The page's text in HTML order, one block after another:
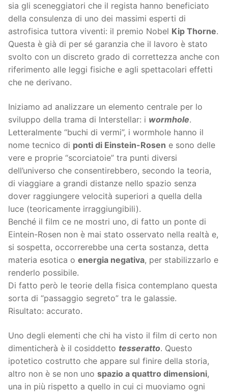
sia gli sceneggiatori che il regista hanno beneficiato
della consulenza di uno dei massimi esperti di
astrofisica tuttora viventi: il premio Nobel Kip Thorne.
Questa è già di per sé garanzia che il lavoro è stato
svolto con un discreto grado di correttezza anche con
riferimento alle leggi fisiche e agli spettacolari effetti
che ne derivano.
Iniziamo ad analizzare un elemento centrale per lo
sviluppo della trama di Interstellar: i wormhole.
Letteralmente “buchi di vermi”, i wormhole hanno il
nome tecnico di ponti di Einstein-Rosen e sono delle
vere e proprie “scorciatoie” tra punti diversi
dell’universo che consentirebbero, secondo la teoria,
di viaggiare a grandi distanze nello spazio senza
dover raggiungere velocità superiori a quella della
luce (teoricamente irraggiungibili).
Benché il film ce ne mostri uno, di fatto un ponte di
Eintein-Rosen non è mai stato osservato nella realtà e,
si sospetta, occorrerebbe una certa sostanza, detta
materia esotica o energia negativa, per stabilizzarlo e
renderlo possibile.
Di fatto però le teorie della fisica contemplano questa
sorta di “passaggio segreto” tra le galassie.
Risultato: accurato.
Uno degli elementi che chi ha visto il film di certo non
dimenticherà è il cosiddetto tesseratto. Questo
ipotetico costrutto che appare sul finire della storia,
altro non è se non uno spazio a quattro dimensioni,
una in più rispetto a quello in cui ci muoviamo ogni